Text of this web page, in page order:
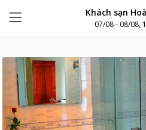
Khách sạn
07/08 - 08/08,